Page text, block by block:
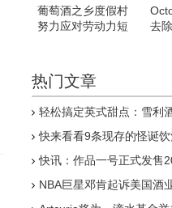
葡萄酒之乡度假村
努力应对劳动力短
去
热门文章
轻松搞定英式甜点：雪利
快来看看9条现存的怪诞
快讯：作品一号正式发售
NBA巨星邓肯起诉美国酒